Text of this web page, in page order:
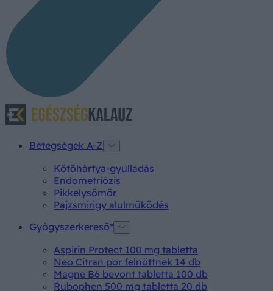
Betegségek A-Z
Kötőhártya-gyulladás
Endometriózis
Pikkelysömör
Pajzsmirigy alulműködés
Gyógyszerkereső*
Aspirin Protect 100 mg tabletta
Neo Citran por felnőttnek 14 db
Magne B6 bevont tabletta 100 db
Rubophen 500 mg tabletta 20 db